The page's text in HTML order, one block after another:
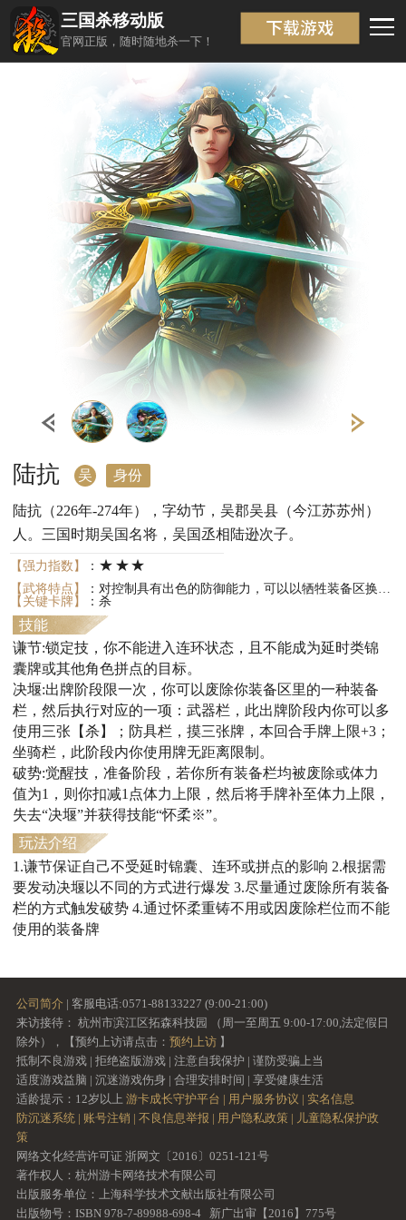
三国杀移动版
官网正版，随时随地杀一下！
返回
陆抗 吴 身份
陆抗（226年-274年），字幼节，吴郡吴县（今江苏苏州）
人。三国时期吴国名将，吴国丞相陆逊次子。
【强力指数】 ： ★★★
【武将特点】
：对控制具有出色的防御能力，可以以牺牲装备区换取多种收益，绝境时可以觉醒。
【关键卡牌】
：杀
技能
谦节:锁定技，你不能进入连环状态，且不能成为延时类锦
囊牌或其他角色拼点的目标。
决堰:出牌阶段限一次，你可以废除你装备区里的一种装备
栏，然后执行对应的一项：武器栏，此出牌阶段内你可以多
使用三张【杀】；防具栏，摸三张牌，本回合手牌上限+3；
坐骑栏，此阶段内你使用牌无距离限制。
破势:觉醒技，准备阶段，若你所有装备栏均被废除或体力
值为1，则你扣减1点体力上限，然后将手牌补至体力上限，
失去“决堰”并获得技能“怀柔※”。
玩法介绍
1.谦节保证自己不受延时锦囊、连环或拼点的影响 2.根据需
要发动决堰以不同的方式进行爆发 3.尽量通过废除所有装备
栏的方式触发破势 4.通过怀柔重铸不用或因废除栏位而不能
使用的装备牌
公司简介 | 客服电话:0571-88133227 (9:00-21:00)
来访接待： 杭州市滨江区拓森科技园 （周一至周五 9:00-17:00,法定假日
除外），【预约上访请点击： 预约上访】
抵制不良游戏 | 拒绝盗版游戏 | 注意自我保护 | 谨防受骗上当
适度游戏益脑 | 沉迷游戏伤身 | 合理安排时间 | 享受健康生活
适龄提示：12岁以上 游卡成长守护平台 | 用户服务协议 | 实名信息
防沉迷系统 | 账号注销 | 不良信息举报 | 用户隐私政策 | 儿童隐私保护政
策
网络文化经营许可证 浙网文〔2016〕0251-121号
著作权人：杭州游卡网络技术有限公司
出版服务单位：上海科学技术文献出版社有限公司
出版物号：ISBN 978-7-89988-698-4 新广出审【2016】775号